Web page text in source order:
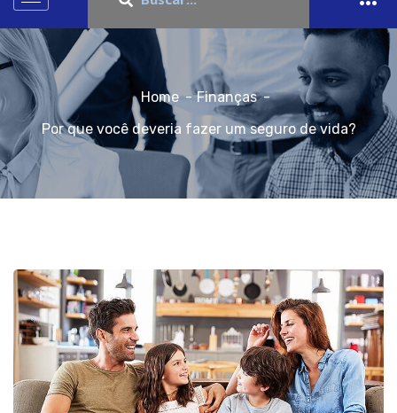
Home
Finanças
Por que você deveria fazer um seguro de vida?